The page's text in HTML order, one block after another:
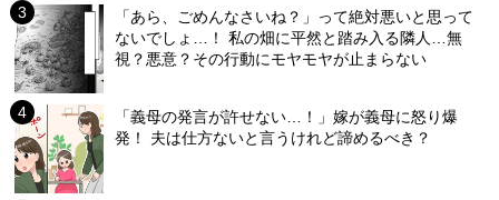
「あら、ごめんなさいね？」って絶対悪いと思って
ないでしょ…！ 私の畑に平然と踏み入る隣人…無
視？悪意？その行動にモヤモヤが止まらない
「義母の発言が許せない…！」嫁が義母に怒り爆
発！ 夫は仕方ないと言うけれど諦めるべき？